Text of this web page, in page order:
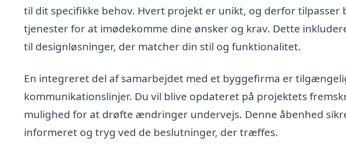
til dit specifikke behov. Hvert projekt er unikt, og derfor tilpasser
tjenester for at imødekomme dine ønsker og krav. Dette
til designløsninger, der matcher din stil og funktionalitet.
En integreret del af samarbejdet med et byggefirma er
kommunikationslinjer. Du vil blive opdateret på projektets
mulighed for at drøfte ændringer undervejs. Denne åbenhed
informeret og tryg ved de beslutninger, der træffes.